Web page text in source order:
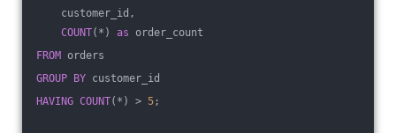
customer_id,
COUNT(*) as order_count
FROM orders
GROUP
BY customer_id
HAVING COUNT(*) > 5;